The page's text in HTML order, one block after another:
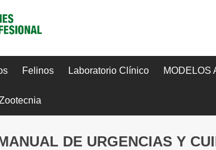
Felinos Laboratorio Clínico MODELOS
DE URGENCIAS Y